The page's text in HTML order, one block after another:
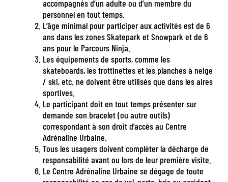
accompagnés d’un adulte ou d’un membre du
personnel en tout temps.
L’âge minimal pour participer aux activités est de 6
ans dans les zones Skatepark et Snowpark et de 6
ans pour le Parcours Ninja.
Les équipements de sports, comme les
skateboards, les trottinettes et les planches à neige
/ ski, etc. ne doivent être utilisés que dans les aires
sportives.
Le participant doit en tout temps présenter sur
demande son bracelet (ou autre outils)
correspondant à son droit d’accès au Centre
Adrénaline Urbaine.
Tous les usagers doivent compléter la décharge de
responsabilité avant ou lors de leur première visite.
Le Centre Adrénaline Urbaine se dégage de toute